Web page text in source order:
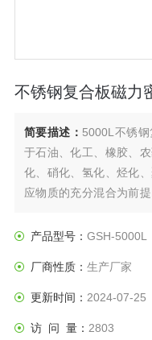
不锈钢复合板磁力
简要描述： 5000L不锈
于石油、化工、橡胶、
化、硝化、氢化、烃化
应物质的充分混合为前
效果，是化工，制药等行
产品型号： GSH-5000L
厂商性质： 生产厂家
更新时间： 2024-07-25
访 问 量： 2803